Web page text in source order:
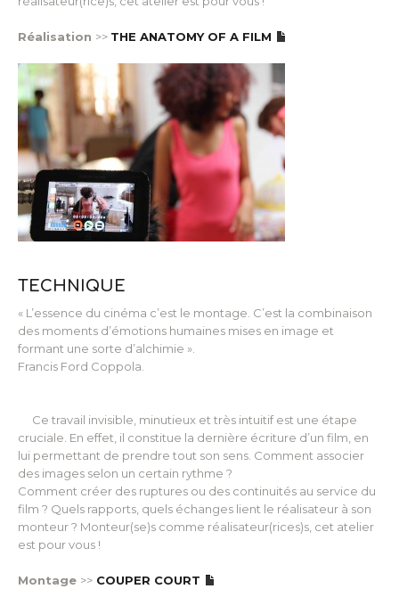
Réalisation >> THE ANATOMY OF A FILM
TECHNIQUE
« L’essence du cinéma c’est le montage. C’est la combinaison
des moments d’émotions humaines mises en image et
formant une sorte d’alchimie ».
Francis Ford Coppola.
Ce travail invisible, minutieux et très intuitif est une étape
cruciale. En effet, il constitue la dernière écriture d’un film, en
lui permettant de prendre tout son sens. Comment associer
des images selon un certain rythme ?
Comment créer des ruptures ou des continuités au service du
film ? Quels rapports, quels échanges lient le réalisateur à son
monteur ? Monteur(se)s comme réalisateur(rices)s, cet atelier
est pour vous !
Montage >> COUPER COURT